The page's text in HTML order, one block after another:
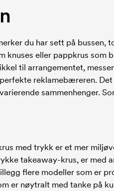
du har sett på bussen,
eller pappkrus som
til arrangementet,
reklamebæreren.
sammenhenger.
med trykk er et mer
takeaway-krus, er med
flere modeller som er
er nøytralt med tanke på